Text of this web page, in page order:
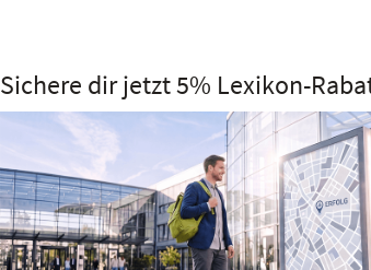
Sichere dir jetzt 5% Lexikon-